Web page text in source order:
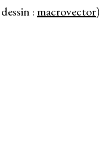
:macrovector)